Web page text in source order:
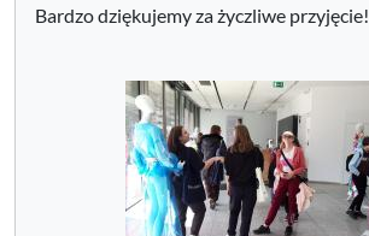
Bardzo dziękujemy za życzliwe przyjęcie!